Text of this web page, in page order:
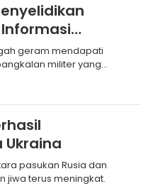
geram mendapati
militer yang
dokumen
Ukraina
pasukan Rusia dan
jiwa terus meningkat.